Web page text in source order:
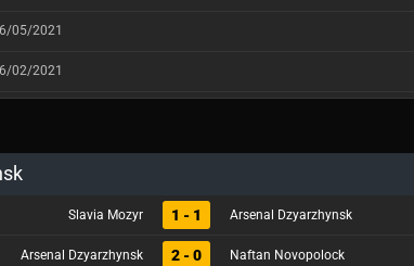
05/2021
02/2021
Slavia Mozyr 1 - 1 Arsenal Dzyarzhynsk
Arsenal Dzyarzhynsk 2 - 0 Naftan Novopolock